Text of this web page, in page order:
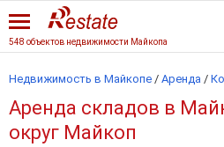
548 объектов недвижимости Майкопа
Недвижимость в Майкопе / Аренда /
Аренда складов в
округ Майкоп